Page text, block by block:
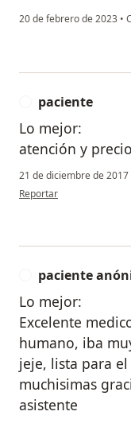
20 de febrero de 2023 •
paciente
Lo mejor:
atención y
21 de diciembre de 2017
en opinión del usuario
Reportar
paciente
Lo mejor:
Excelente
humano, iba
jeje, lista para
muchisimas
asistente